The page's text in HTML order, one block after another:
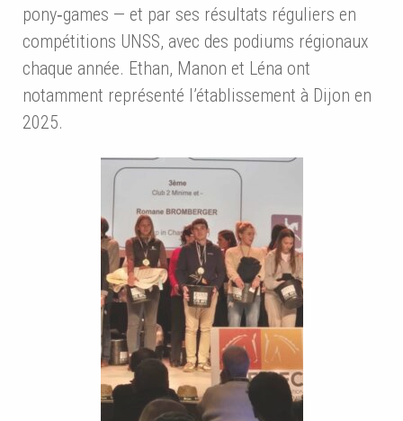
pony‑games — et par ses résultats réguliers en
compétitions UNSS, avec des podiums régionaux
chaque année. Ethan, Manon et Léna ont
notamment représenté l’établissement à Dijon en
2025.